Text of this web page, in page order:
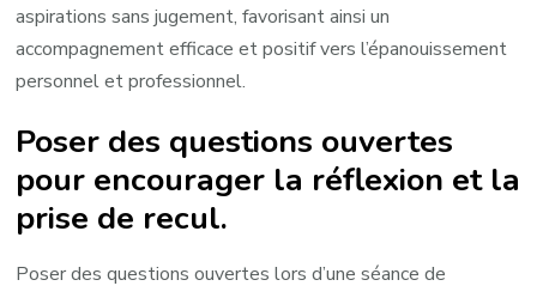
aspirations sans jugement, favorisant ainsi un
accompagnement efficace et positif vers l’épanouissement
personnel et professionnel.
Poser des questions ouvertes
pour encourager la réflexion et la
prise de recul.
Poser des questions ouvertes lors d’une séance de